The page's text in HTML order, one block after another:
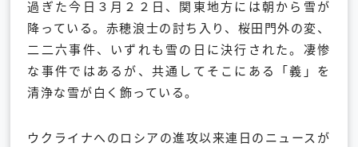
過ぎた今日３月２２日、関東地方には朝から雪が
降っている。赤穂浪士の討ち入り、桜田門外の変、
二二六事件、いずれも雪の日に決行された。凄惨
な事件ではあるが、共通してそこにある「義」を
清浄な雪が白く飾っている。
ウクライナへのロシアの進攻以来連日のニュースが